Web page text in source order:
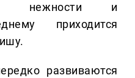
нежности и
приходится
развиваются